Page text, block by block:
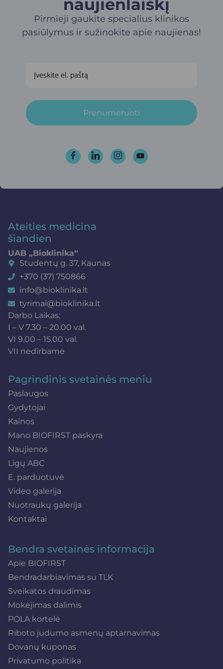
naujienlaiškį​
Pirmieji gaukite specialius klinikos
pasiūlymus ir sužinokite apie naujienas!
Prenumeruoti
Ateities medicina
šiandien
UAB „Bioklinika“
Studentų g. 37, Kaunas
+370 (37) 750866
info@bioklinika.lt
tyrimai@bioklinika.lt
Darbo Laikas:
I – V 7.30 – 20.00 val.
VI 9.00 – 15.00 val.
VII nedirbame
Pagrindinis svetainės meniu
Paslaugos
Gydytojai
Kainos
Mano BIOFIRST paskyra
Naujienos
Ligų ABC
E. parduotuvė
Video galerija
Nuotraukų galerija
Kontaktai
Bendra svetainės informacija
Apie BIOFIRST
Bendradarbiavimas su TLK
Sveikatos draudimas
Mokėjimas dalimis
POLA kortelė
Riboto judumo asmenų aptarnavimas
Dovanų kuponas
Privatumo politika